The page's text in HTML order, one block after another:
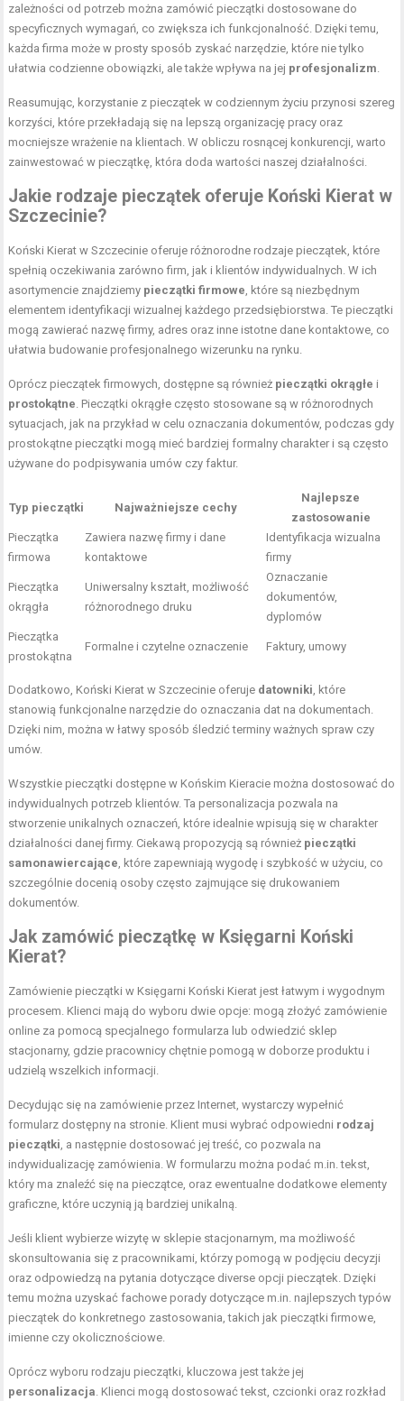
zależności od potrzeb można zamówić pieczątki dostosowane do
specyficznych wymagań, co zwiększa ich funkcjonalność. Dzięki temu,
każda firma może w prosty sposób zyskać narzędzie, które nie tylko
ułatwia codzienne obowiązki, ale także wpływa na jej profesjonalizm
Reasumując, korzystanie z pieczątek w codziennym życiu przynosi szereg
korzyści, które przekładają się na lepszą organizację pracy oraz
mocniejsze wrażenie na klientach. W obliczu rosnącej konkurencji, warto
zainwestować w pieczątkę, która doda wartości naszej działalności.
Jakie rodzaje pieczątek oferuje Koński Kierat w
Szczecinie?
Koński Kierat w Szczecinie oferuje różnorodne rodzaje pieczątek, które
spełnią oczekiwania zarówno firm, jak i klientów indywidualnych. W ich
asortymencie znajdziemy pieczątki firmowe , które są niezbędnym
elementem identyfikacji wizualnej każdego przedsiębiorstwa. Te pieczątki
mogą zawierać nazwę firmy, adres oraz inne istotne dane kontaktowe, co
ułatwia budowanie profesjonalnego wizerunku na rynku.
Oprócz pieczątek firmowych, dostępne są również pieczątki okrągłe i
prostokątne . Pieczątki okrągłe często stosowane są w różnorodnych
sytuacjach, jak na przykład w celu oznaczania dokumentów, podczas gdy
prostokątne pieczątki mogą mieć bardziej formalny charakter i są często
używane do podpisywania umów czy faktur.
Typ pieczątki Najważniejsze cechy
Najlepsze
zastosowanie
Pieczątka
firmowa
Zawiera nazwę firmy i dane
kontaktowe
Identyfikacja wizualna
firmy
Pieczątka
okrągła
Uniwersalny kształt, możliwość
różnorodnego druku
Oznaczanie
dokumentów,
dyplomów
Pieczątka
prostokątna
Formalne i czytelne oznaczenie Faktury, umowy
Dodatkowo, Koński Kierat w Szczecinie oferuje datowniki , które
stanowią funkcjonalne narzędzie do oznaczania dat na dokumentach.
Dzięki nim, można w łatwy sposób śledzić terminy ważnych spraw czy
umów.
Wszystkie pieczątki dostępne w Końskim Kieracie można dostosować do
indywidualnych potrzeb klientów. Ta personalizacja pozwala na
stworzenie unikalnych oznaczeń, które idealnie wpisują się w charakter
działalności danej firmy. Ciekawą propozycją są również pieczątki
samonawiercające , które zapewniają wygodę i szybkość w użyciu, co
szczególnie docenią osoby często zajmujące się drukowaniem
dokumentów.
Jak zamówić pieczątkę w Księgarni Koński
Kierat?
Zamówienie pieczątki w Księgarni Koński Kierat jest łatwym i wygodnym
procesem. Klienci mają do wyboru dwie opcje: mogą złożyć zamówienie
online za pomocą specjalnego formularza lub odwiedzić sklep
stacjonarny, gdzie pracownicy chętnie pomogą w doborze produktu i
udzielą wszelkich informacji.
Decydując się na zamówienie przez Internet, wystarczy wypełnić
formularz dostępny na stronie. Klient musi wybrać odpowiedni rodzaj
pieczątki , a następnie dostosować jej treść, co pozwala na
indywidualizację zamówienia. W formularzu można podać m.in. tekst,
który ma znaleźć się na pieczątce, oraz ewentualne dodatkowe elementy
graficzne, które uczynią ją bardziej unikalną.
Jeśli klient wybierze wizytę w sklepie stacjonarnym, ma możliwość
skonsultowania się z pracownikami, którzy pomogą w podjęciu decyzji
oraz odpowiedzą na pytania dotyczące diverse opcji pieczątek. Dzięki
temu można uzyskać fachowe porady dotyczące m.in. najlepszych typów
pieczątek do konkretnego zastosowania, takich jak pieczątki firmowe,
imienne czy okolicznościowe.
Oprócz wyboru rodzaju pieczątki, kluczowa jest także jej
personalizacja . Klienci mogą dostosować tekst, czcionki oraz rozkład